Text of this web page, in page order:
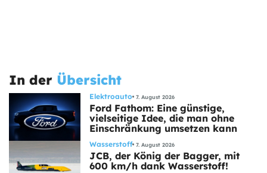
In der Übersicht
Elektroauto 7. August 2026
Ford Fathom: Eine günstige,
vielseitige Idee, die man ohne
Einschränkung umsetzen kann
Wasserstoff 7. August 2026
JCB, der König der Bagger, mit
600 km/h dank Wasserstoff!